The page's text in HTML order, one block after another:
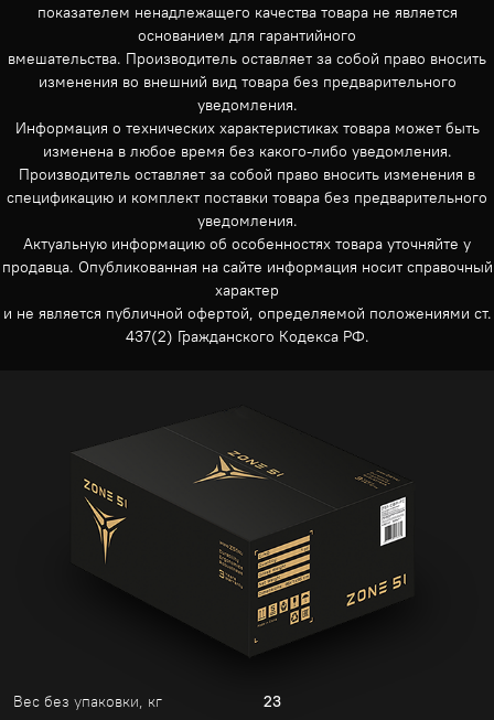
показателем ненадлежащего качества товара не является
основанием для гарантийного
вмешательства. Производитель оставляет за собой право вносить
изменения во внешний вид товара без предварительного
уведомления.
Информация о технических характеристиках товара может быть
изменена в любое время без какого-либо уведомления.
Производитель оставляет за собой право вносить изменения в
спецификацию и комплект поставки товара без предварительного
уведомления.
Актуальную информацию об особенностях товара уточняйте у
продавца. Опубликованная на сайте информация носит справочный
характер
и не является публичной офертой, определяемой положениями ст.
437(2) Гражданского Кодекса РФ.
Вес без упаковки, кг 23